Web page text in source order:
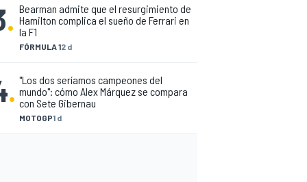
.
FÓRMULA 12 d
Bearman admite que el resurgimiento de
Hamilton complica el sueño de Ferrari en
la F1
.
MOTOGP1 d
"Los dos seríamos campeones del
mundo": cómo Alex Márquez se compara
con Sete Gibernau